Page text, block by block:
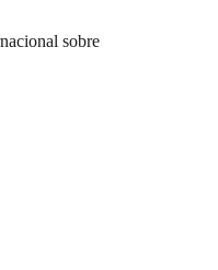
sobre